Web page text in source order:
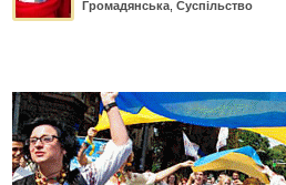
Громадянська ,Суспільство